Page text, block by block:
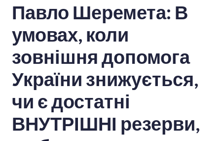
Павло Шеремета: В
умовах, коли
зовнішня допомога
України знижується,
чи є достатні
ВНУТРІШНІ резерви,